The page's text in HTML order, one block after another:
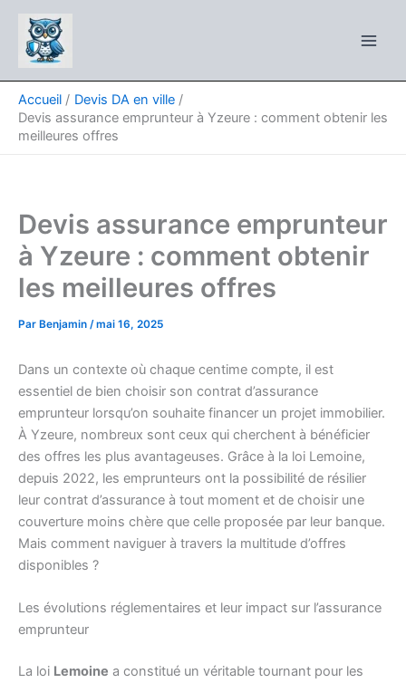
contenu
Accueil
Devis DA en ville
Devis assurance emprunteur à Yzeure : comment obtenir les
meilleures offres
Devis assurance emprunteur
à Yzeure : comment obtenir
les meilleures offres
Par Benjamin /mai 16, 2025
Dans un contexte où chaque centime compte, il est
essentiel de bien choisir son contrat d’assurance
emprunteur lorsqu’on souhaite financer un projet immobilier.
À Yzeure, nombreux sont ceux qui cherchent à bénéficier
des offres les plus avantageuses. Grâce à la loi Lemoine,
depuis 2022, les emprunteurs ont la possibilité de résilier
leur contrat d’assurance à tout moment et de choisir une
couverture moins chère que celle proposée par leur banque.
Mais comment naviguer à travers la multitude d’offres
disponibles ?
Les évolutions réglementaires et leur impact sur l’assurance
emprunteur
La loi Lemoine a constitué un véritable tournant pour les